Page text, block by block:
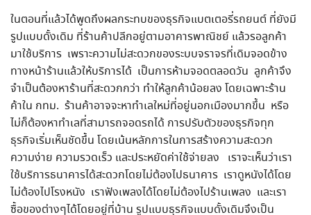
ในตอนที่แล้วได้พูดถึงผลกระทบของธุรกิจแบตเตอรี่รถยนต์ ที่ยังมี
รูปแบบดั้งเดิม ที่ร้านค้าปลีกอยู่ตามอาคารพาณิชย์ แล้วรอลูกค้า
มาใช้บริการ เพราะความไม่สะดวกของระบบจราจรที่เดิมจอดข้าง
ทางหน้าร้านแล้วให้บริการได้ เป็นการห้ามจอดตลอดวัน ลูกค้าจึง
จำเป็นต้องหาร้านที่สะดวกกว่า ทำให้ลูกค้าน้อยลง โดยเฉพาะร้าน
ค้าใน กทม. ร้านค้าอาจจะหาทำเลใหม่ที่อยู่นอกเมืองมากขึ้น หรือ
ไม่ก็ต้องหาทำเลที่สามารถจอดรถได้ การปรับตัวของธุรกิจทุก
ธุรกิจเริ่มเห็นชัดขึ้น โดยเน้นหลักการในการสร้างความสะดวก
ความง่าย ความรวดเร็ว และประหยัดค่าใช้จ่ายลง เราจะเห็นว่าเรา
ใช้บริการธนาคารได้สะดวกโดยไม่ต้องไปธนาคาร เราดูหนังได้โดย
ไม่ต้องไปโรงหนัง เราฟังเพลงได้โดยไม่ต้องไปร้านเพลง และเรา
ซื้อของต่างๆได้โดยอยู่ที่บ้าน รูปแบบธุรกิจแบบดั้งเดิมจึงเป็น